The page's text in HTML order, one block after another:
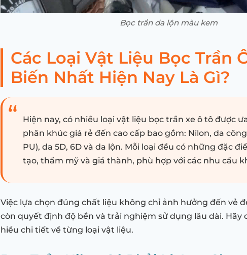
Bọc trần da lộn màu kem
Các Loại Vật Liệu Bọc Trần
Biến Nhất Hiện Nay Là Gì?
Hiện nay, có nhiều loại vật liệu bọc trần xe ô tô được
phân khúc giá rẻ đến cao cấp bao gồm: Nilon, da
PU), da 5D, 6D và da lộn. Mỗi loại đều có những đặc
tạo, thẩm mỹ và giá thành, phù hợp với các nhu cầu
Việc lựa chọn đúng chất liệu không chỉ ảnh hưởng đến vẻ
còn quyết định độ bền và trải nghiệm sử dụng lâu dài. Hãy
hiểu chi tiết về từng loại vật liệu.